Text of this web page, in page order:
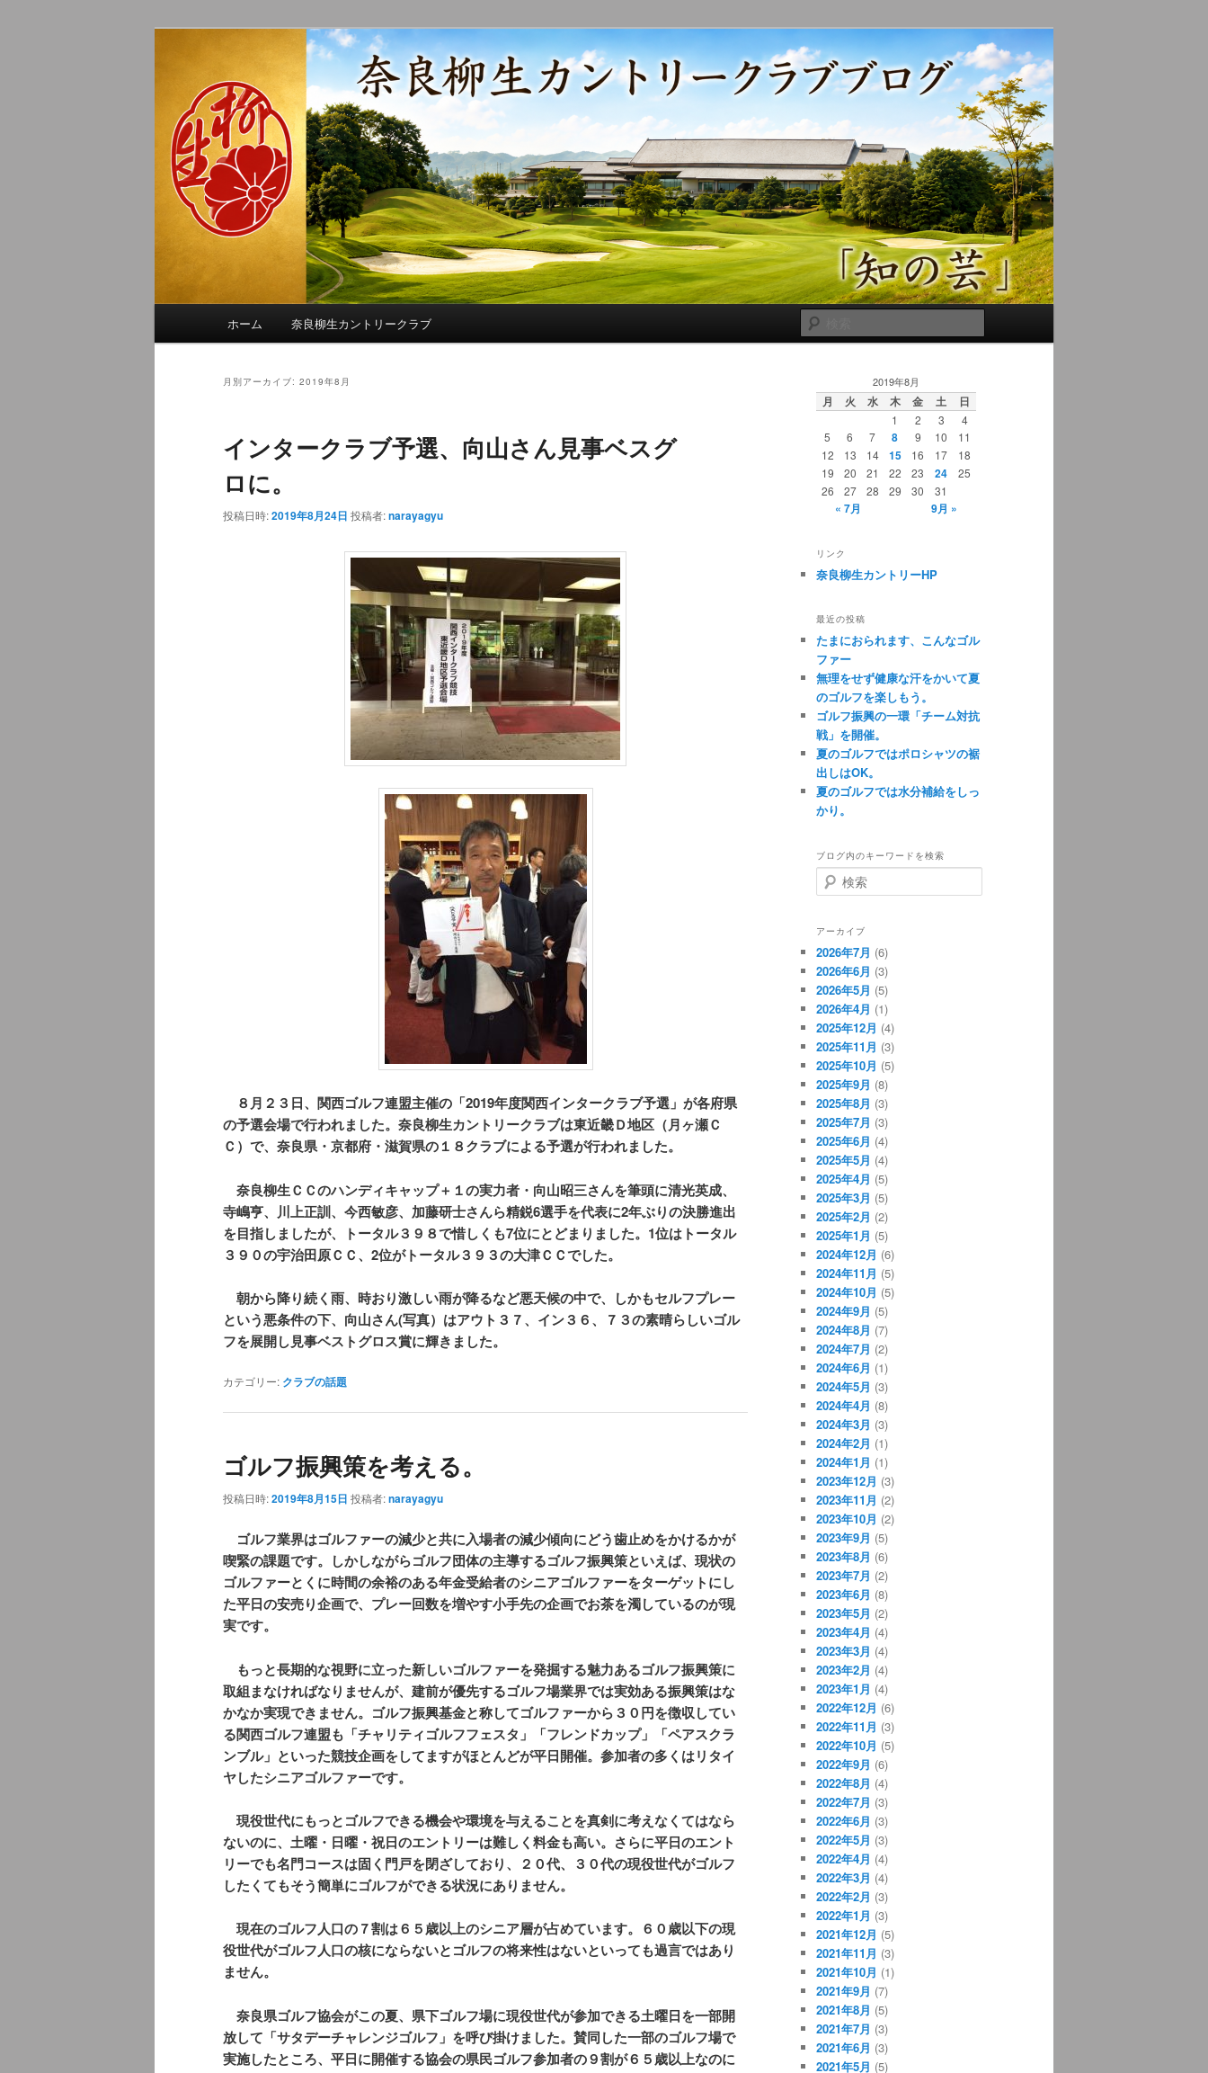
奈良柳生カントリークラブ総支配人ブログ
季節の話題、クラブの出来事、コースの改修・更新作業、ゴルフに関する随筆、喜怒哀楽などを気まぐ
れに発信します。
索
ホーム 奈良柳生カントリークラブ
月別アーカイブ: 2019年8月
インタークラブ予選、向山さん見事ベスグ
ロに。
投稿日時:2019年8月24日 投稿者:narayagyu
８月２３日、関西ゴルフ連盟主催の「2019年度関西インタークラブ予選」が各府県
の予選会場で行われました。奈良柳生カントリークラブは東近畿Ｄ地区（月ヶ瀬Ｃ
Ｃ）で、奈良県・京都府・滋賀県の１８クラブによる予選が行われました。
奈良柳生ＣＣのハンディキャップ＋１の実力者・向山昭三さんを筆頭に清光英成、
寺嶋亨、川上正訓、今西敏彦、加藤研士さんら精鋭6選手を代表に2年ぶりの決勝進出
を目指しましたが、トータル３９８で惜しくも7位にとどまりました。1位はトータル
３９０の宇治田原ＣＣ、2位がトータル３９３の大津ＣＣでした。
朝から降り続く雨、時おり激しい雨が降るなど悪天候の中で、しかもセルフプレー
という悪条件の下、向山さん(写真）はアウト３７、イン３６、７３の素晴らしいゴル
フを展開し見事ベストグロス賞に輝きました。
カテゴリー: クラブの話題
ゴルフ振興策を考える。
投稿日時:2019年8月15日 投稿者:narayagyu
ゴルフ業界はゴルファーの減少と共に入場者の減少傾向にどう歯止めをかけるかが
喫緊の課題です。しかしながらゴルフ団体の主導するゴルフ振興策といえば、現状の
ゴルファーとくに時間の余裕のある年金受給者のシニアゴルファーをターゲットにし
た平日の安売り企画で、プレー回数を増やす小手先の企画でお茶を濁しているのが現
実です。
もっと長期的な視野に立った新しいゴルファーを発掘する魅力あるゴルフ振興策に
取組まなければなりませんが、建前が優先するゴルフ場業界では実効ある振興策はな
かなか実現できません。ゴルフ振興基金と称してゴルファーから３０円を徴収してい
る関西ゴルフ連盟も「チャリティゴルフフェスタ」「フレンドカップ」「ペアスクラ
ンブル」といった競技企画をしてますがほとんどが平日開催。参加者の多くはリタイ
ヤしたシニアゴルファーです。
現役世代にもっとゴルフできる機会や環境を与えることを真剣に考えなくてはなら
ないのに、土曜・日曜・祝日のエントリーは難しく料金も高い。さらに平日のエント
リーでも名門コースは固く門戸を閉ざしており、２０代、３０代の現役世代がゴルフ
したくてもそう簡単にゴルフができる状況にありません。
現在のゴルフ人口の７割は６５歳以上のシニア層が占めています。６０歳以下の現
役世代がゴルフ人口の核にならないとゴルフの将来性はないといっても過言ではあり
ません。
奈良県ゴルフ協会がこの夏、県下ゴルフ場に現役世代が参加できる土曜日を一部開
放して「サタデーチャレンジゴルフ」を呼び掛けました。賛同した一部のゴルフ場で
実施したところ、平日に開催する協会の県民ゴルフ参加者の９割が６５歳以上なのに
2019年8月
月 火 水 木 金 土 日
1 2 3
4
5
6 7 8 9 10
11
12
13 14 15 16 17
18
19
20 21 22 23 24
25
26
27 28 29 30 31
« 7月 9月 »
リンク
奈良柳生カントリーHP
最近の投稿
たまにおられます、こんなゴル
ファー
無理をせず健康な汗をかいて夏
のゴルフを楽しもう。
ゴルフ振興の一環「チーム対抗
戦」を開催。
夏のゴルフではポロシャツの裾
出しはOK。
夏のゴルフでは水分補給をしっ
かり。
ブログ内のキーワードを検索
検
索
アーカイブ
2026年7月 (6)
2026年6月 (3)
2026年5月 (5)
2026年4月 (1)
2025年12月 (4)
2025年11月 (3)
2025年10月 (5)
2025年9月 (8)
2025年8月 (3)
2025年7月 (3)
2025年6月 (4)
2025年5月 (4)
2025年4月 (5)
2025年3月 (5)
2025年2月 (2)
2025年1月 (5)
2024年12月 (6)
2024年11月 (5)
2024年10月 (5)
2024年9月 (5)
2024年8月 (7)
2024年7月 (2)
2024年6月 (1)
2024年5月 (3)
2024年4月 (8)
2024年3月 (3)
2024年2月 (1)
2024年1月 (1)
2023年12月 (3)
2023年11月 (2)
2023年10月 (2)
2023年9月 (5)
2023年8月 (6)
2023年7月 (2)
2023年6月 (8)
2023年5月 (2)
2023年4月 (4)
2023年3月 (4)
2023年2月 (4)
2023年1月 (4)
2022年12月 (6)
2022年11月 (3)
2022年10月 (5)
2022年9月 (6)
2022年8月 (4)
2022年7月 (3)
2022年6月 (3)
2022年5月 (3)
2022年4月 (4)
2022年3月 (4)
2022年2月 (3)
2022年1月 (3)
2021年12月 (5)
2021年11月 (3)
2021年10月 (1)
2021年9月 (7)
2021年8月 (5)
2021年7月 (3)
2021年6月 (3)
2021年5月 (5)